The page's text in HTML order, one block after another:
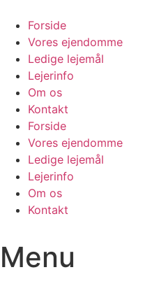
indhold
Forside
Vores ejendomme
Ledige lejemål
Lejerinfo
Om os
Kontakt
Forside
Vores ejendomme
Ledige lejemål
Lejerinfo
Om os
Kontakt
Menu